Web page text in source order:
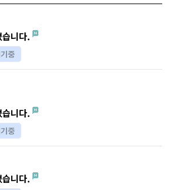
니다.
중
니다.
중
니다.